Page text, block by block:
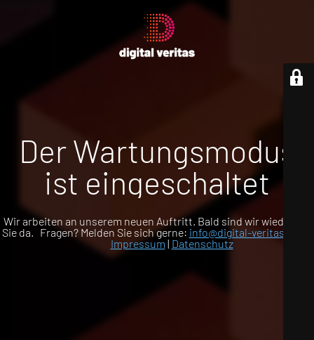
Der Wartungsmodus
ist eingeschaltet
Wir arbeiten an unserem neuen Auftritt. Bald sind wir wieder für
Sie da. Fragen? Melden Sie sich gerne: info@digital-veritas.com
Impressum | Datenschutz